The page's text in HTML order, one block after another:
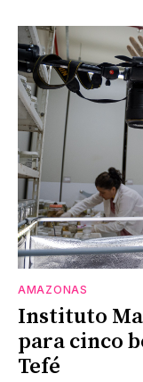
AMAZONAS
Instituto
para cinco
Tefé